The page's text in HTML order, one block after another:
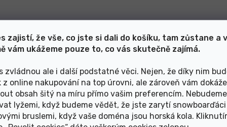
zajistí, že vše, co jste si dali do košíku, tam zůstane a
vám ukážeme pouze to, co vás skutečně zajímá.
zvládnou ale i další podstatné věci. Nejen, že díky nim
z online nakupování na top úrovni, ale zároveň vám
obsah šitý na míru přímo vašim preferencím.
lyžemi, když budeme vědět, že jste zarytí
bruslemi, když vaše doména jsou horská kola.
Mohlo by Vás zajímat
složení integr.AH
11/8 -11/4
hlavové složení AH 11/
Al cartr.